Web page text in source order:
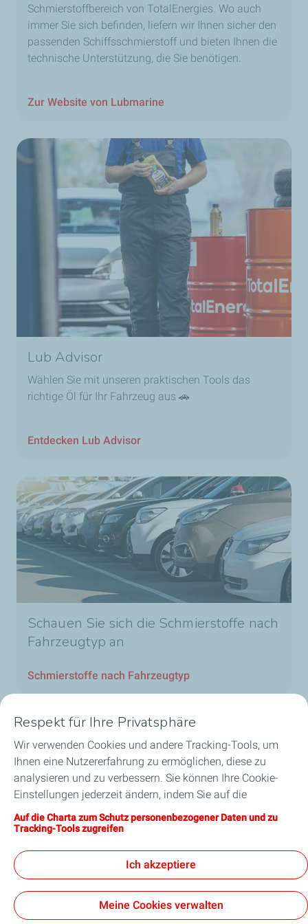
Schmierstoffbereich von TotalEnergies. Wo auch
immer Sie sich befinden, liefern wir Ihnen sicher den
passenden Schiffsschmierstoff und bieten Ihnen die
technische Unterstützung, die Sie benötigen.
Zur Website von Lubmarine
Lub Advisor
Wählen Sie mit unseren praktischen Tools das
richtige Öl für Ihr Fahrzeug aus 🚗
Entdecken Lub Advisor
Schauen Sie sich die Schmierstoffe nach
Fahrzeugtyp an
Schmierstoffe nach Fahrzeugtyp
Unsere Geschäftsbereiche in Luxemburg
Unsere Produkte
Nützliche Links
Unsere Standorte in Luxemburg
Respekt für Ihre Privatsphäre
Wir verwenden Cookies und andere Tracking-Tools, um
Ihnen eine Nutzererfahrung zu ermöglichen, diese zu
analysieren und zu verbessern. Sie können Ihre Cookie-
Einstellungen jederzeit ändern, indem Sie auf die
Schaltfläche „Meine Cookies verwalten“ klicken. Durch
Anklicken der Schaltfläche „Annehmen“ stimmen Sie der
„Ablehnen“ werden nur die für das reibungslose
Funktionieren der Website erforderlichen technischen
Cookies verwendet. Weitere Informationen finden Sie auf
der Seite „Charta zum Schutz personenbezogener Daten
Auf die Charta zum Schutz personenbezogener Daten und zu
Tracking-Tools zugreifen
Ich akzeptiere
Meine Cookies verwalten